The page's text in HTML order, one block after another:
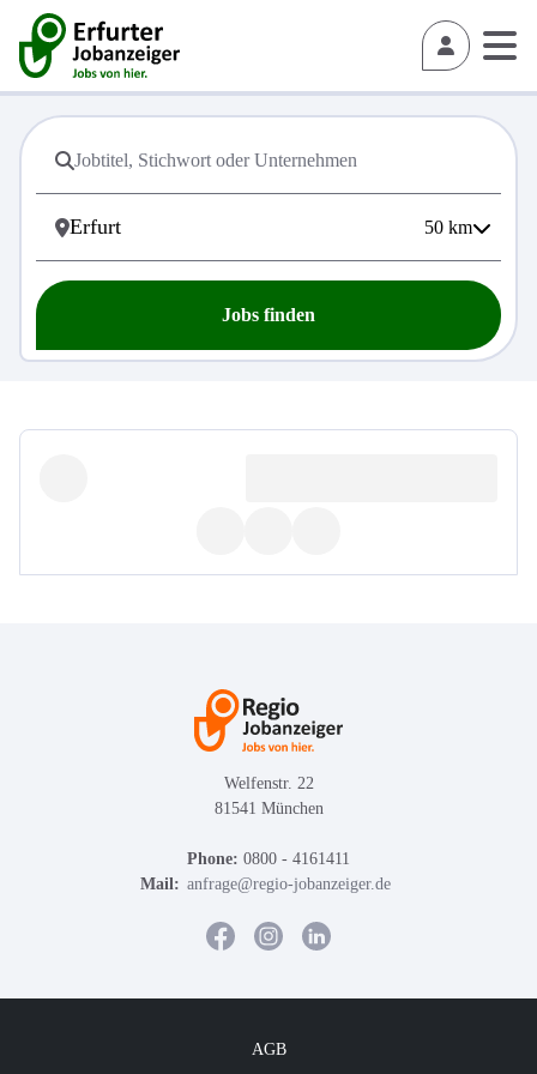
50 km
Jobs finden
Welfenstr. 22
81541 München
Phone: 0800 - 4161411
Mail: anfrage@regio-jobanzeiger.de
AGB